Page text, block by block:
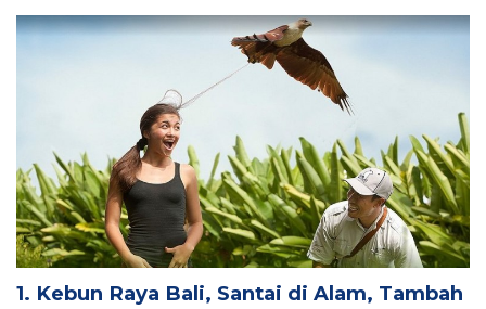
1. Kebun Raya Bali, Santai di Alam, Tambah